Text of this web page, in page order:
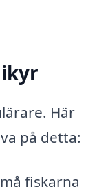
Här
på detta:
fiskarna